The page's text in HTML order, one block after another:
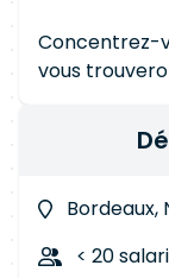
Concentrez-
vous
Bordeaux,
< 20